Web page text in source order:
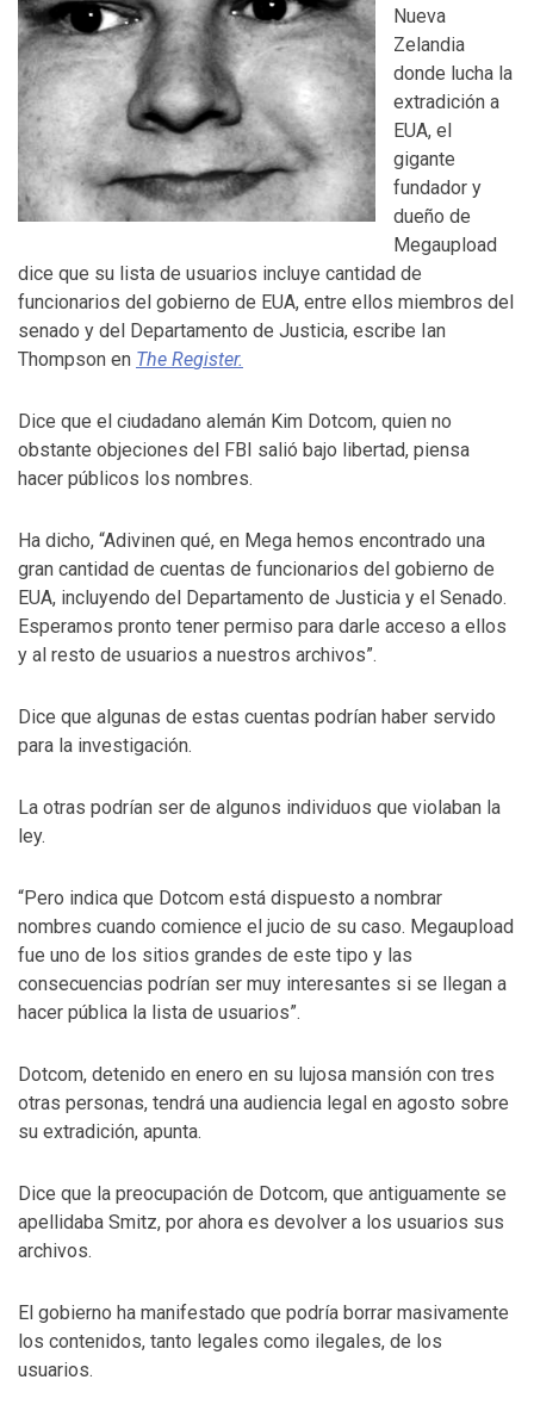
Nueva
Zelandia
donde lucha la
extradición a
EUA, el
gigante
fundador y
dueño de
Megaupload
dice que su lista de usuarios incluye cantidad de
funcionarios del gobierno de EUA, entre ellos miembros del
senado y del Departamento de Justicia, escribe Ian
Thompson en The Register.
Dice que el ciudadano alemán Kim Dotcom, quien no
obstante objeciones del FBI salió bajo libertad, piensa
hacer públicos los nombres.
Ha dicho, “Adivinen qué, en Mega hemos encontrado una
gran cantidad de cuentas de funcionarios del gobierno de
EUA, incluyendo del Departamento de Justicia y el Senado.
Esperamos pronto tener permiso para darle acceso a ellos
y al resto de usuarios a nuestros archivos”.
Dice que algunas de estas cuentas podrían haber servido
para la investigación.
La otras podrían ser de algunos individuos que violaban la
ley.
“Pero indica que Dotcom está dispuesto a nombrar
nombres cuando comience el jucio de su caso. Megaupload
fue uno de los sitios grandes de este tipo y las
consecuencias podrían ser muy interesantes si se llegan a
hacer pública la lista de usuarios”.
Dotcom, detenido en enero en su lujosa mansión con tres
otras personas, tendrá una audiencia legal en agosto sobre
su extradición, apunta.
Dice que la preocupación de Dotcom, que antiguamente se
apellidaba Smitz, por ahora es devolver a los usuarios sus
archivos.
El gobierno ha manifestado que podría borrar masivamente
los contenidos, tanto legales como ilegales, de los
usuarios.